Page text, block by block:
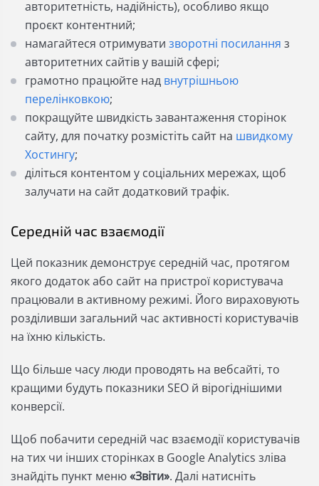
авторитетність, надійність), особливо якщо
проєкт контентний;
намагайтеся отримувати зворотні посилання з
авторитетних сайтів у вашій сфері;
грамотно працюйте над внутрішньою
перелінковкою;
покращуйте швидкість завантаження сторінок
сайту, для початку розмістіть сайт на швидкому
Хостингу;
діліться контентом у соціальних мережах, щоб
залучати на сайт додатковий трафік.
Середній час взаємодії
Цей показник демонструє середній час, протягом
якого додаток або сайт на пристрої користувача
працювали в активному режимі. Його вираховують
розділивши загальний час активності користувачів
на їхню кількість.
Що більше часу люди проводять на вебсайті, то
кращими будуть показники SEO й вірогіднішими
конверсії.
Щоб побачити середній час взаємодії користувачів
на тих чи інших сторінках в Google Analytics зліва
знайдіть пункт меню«Звіти». Далі натисніть